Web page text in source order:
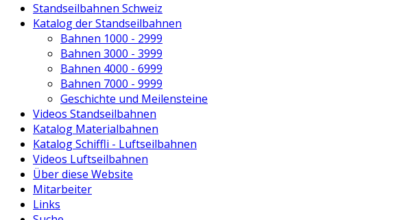
Standseilbahnen Schweiz
Katalog der Standseilbahnen
Bahnen 1000 - 2999
Bahnen 3000 - 3999
Bahnen 4000 - 6999
Bahnen 7000 - 9999
Geschichte und Meilensteine
Videos Standseilbahnen
Katalog Materialbahnen
Katalog Schiffli - Luftseilbahnen
Videos Luftseilbahnen
Über diese Website
Mitarbeiter
Links